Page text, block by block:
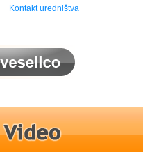
Kontakt uredništva